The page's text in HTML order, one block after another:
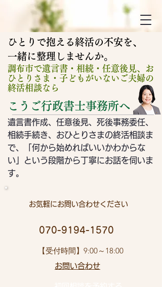
ひとりで抱える終活の不安を、
​一緒に整理しませんか。
調布市で遺言書・相続・任意後見、お
ひとりさま・子どもがいないご夫婦の
終活相談なら
こうご行政書士事務所へ
遺言書作成、任意後見、死後事務委任、
相続手続き、おひとりさまの終活相談ま
で、「何から始めればいいかわからな
い」という段階から​丁寧にお話を伺いま
す。
お気軽にお問い合わせください
​ 070-9194-1570
​【受付時間】9:00～18:00
お問い合わせ​